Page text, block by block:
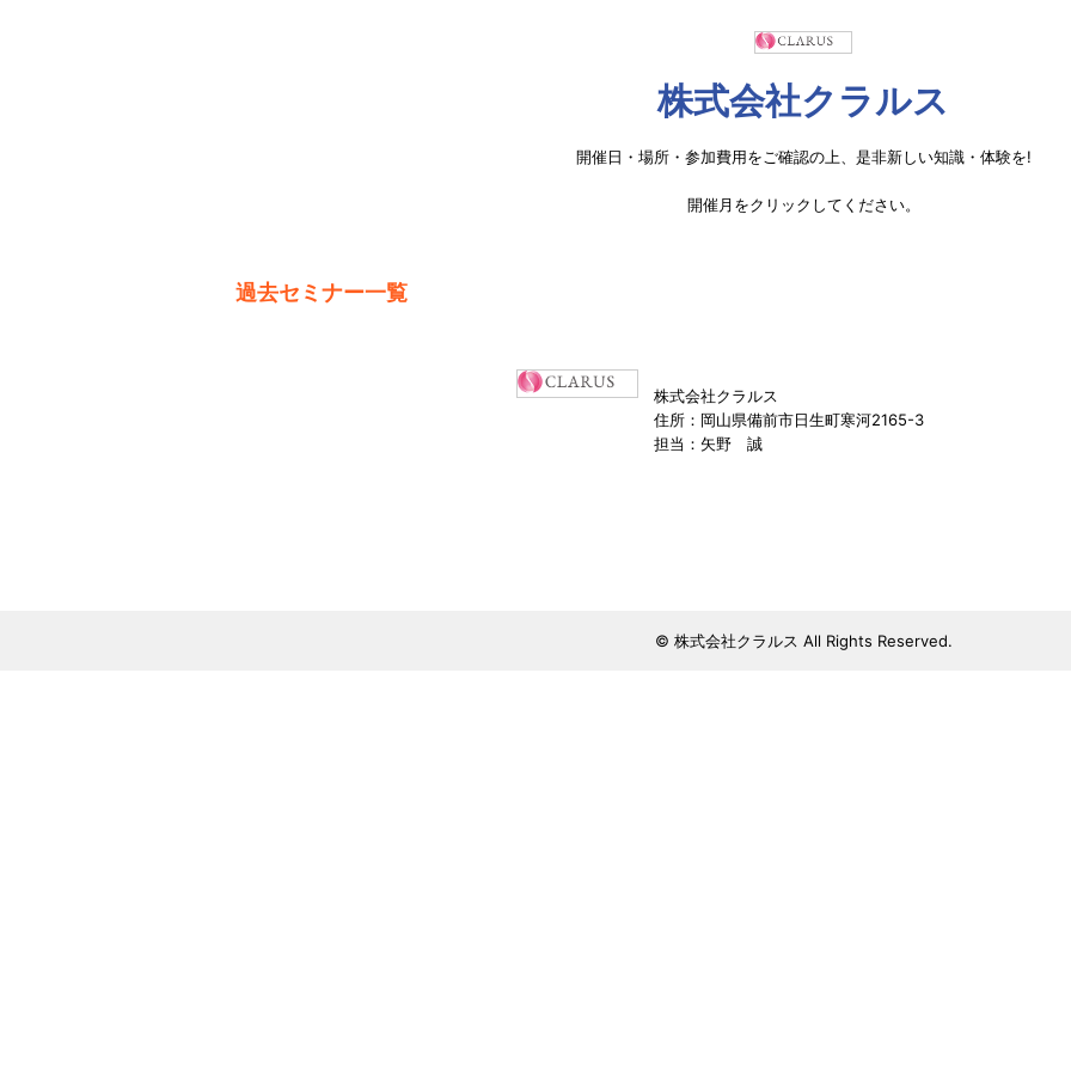
株式会社クラルス
開催日・場所・参加費用をご確認の上、是非新しい知識・体験を!
開催月をクリックしてください。
過去セミナー一覧
株式会社クラルス
住所：岡山県備前市日生町寒河2165-3
担当：矢野 誠
© 株式会社クラルス All Rights Reserved.